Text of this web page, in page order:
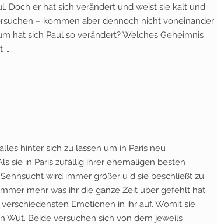
Doch er hat sich verändert und weist sie kalt und
– kommen aber dennoch nicht voneinander
hat sich Paul so verändert? Welches Geheimnis
…
hinter sich zu lassen um in Paris neu
sie in Paris zufällig ihrer ehemaligen besten
wird immer größer u d sie beschließt zu
mehr was ihr die ganze Zeit über gefehlt hat.
Emotionen in ihr auf. Womit sie
Wut. Beide versuchen sich von dem jeweils